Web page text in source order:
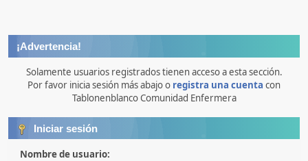
¡Advertencia!
Solamente usuarios registrados tienen acceso a esta sección.
Por favor inicia sesión más abajo o registra una cuenta con
Tablonenblanco Comunidad Enfermera
Iniciar sesión
Nombre de usuario: